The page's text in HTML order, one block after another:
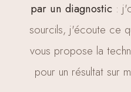
par un diagnostic:
sourcils, j'écoute ce
vous propose la
pour un résultat sur